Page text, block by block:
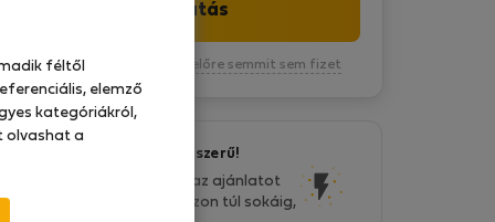
Folytatás
Kötelezettség nélkül, egyelőre semmit sem fizet
Ez az ajánlat nagyon népszerű!
Az elmúlt két napban ezt az ajánlatot
32 ember látta. Ne habozzon túl sokáig,
féltől
elemző
kategóriákról,
olvashat a